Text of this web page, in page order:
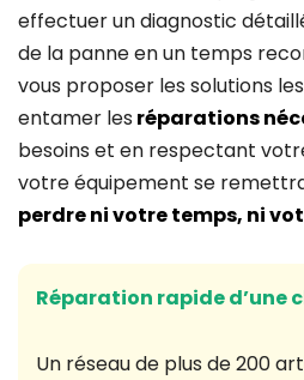
effectuer un diagnostic
de la panne en un temps
vous proposer les solutions
entamer les réparations
besoins et en respectant
votre équipement se
perdre ni votre temps, ni
Réparation rapide d’une
Un réseau de plus de 200